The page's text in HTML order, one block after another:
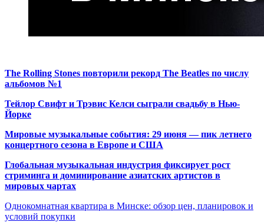
The Rolling Stones повторили рекорд The Beatles по числу
альбомов №1
Тейлор Свифт и Трэвис Келси сыграли свадьбу в Нью-
Йорке
Мировые музыкальные события: 29 июня — пик летнего
концертного сезона в Европе и США
Глобальная музыкальная индустрия фиксирует рост
стриминга и доминирование азиатских артистов в
мировых чартах
Однокомнатная квартира в Минске: обзор цен, планировок и
условий покупки